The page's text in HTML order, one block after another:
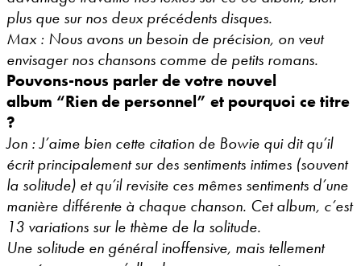
plus que sur nos deux précédents disques.
Max : Nous avons un besoin de précision, on veut
envisager nos chansons comme de petits romans.
Pouvons-nous parler de votre nouvel
album “Rien de personnel” et pourquoi ce titre
?
Jon : J’aime bien cette citation de Bowie qui dit qu’il
écrit principalement sur des sentiments intimes (souvent
la solitude) et qu’il revisite ces mêmes sentiments d’une
manière différente à chaque chanson. Cet album, c’est
13 variations sur le thème de la solitude.
Une solitude en général inoffensive, mais tellement